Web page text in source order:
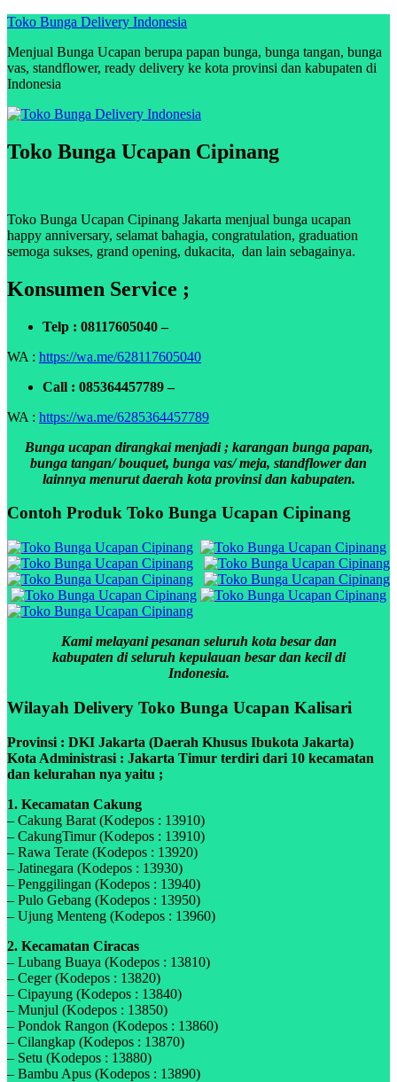
Skip
content
Toko Bunga Delivery Indonesia
Menjual Bunga Ucapan berupa papan bunga, bunga tangan, bunga
vas, standflower, ready delivery ke kota provinsi dan kabupaten di
Indonesia
Toko Bunga Ucapan Cipinang
Toko Bunga Ucapan Cipinang Jakarta menjual bunga ucapan
happy anniversary, selamat bahagia, congratulation, graduation
semoga sukses, grand opening, dukacita, dan lain sebagainya.
Konsumen Service ;
Telp : 08117605040 –
WA : https://wa.me/628117605040
Call : 085364457789 –
WA : https://wa.me/6285364457789
Bunga ucapan dirangkai menjadi ; karangan bunga papan,
bunga tangan/ bouquet, bunga vas/ meja, standflower dan
lainnya menurut daerah kota provinsi dan kabupaten.
Contoh Produk Toko Bunga Ucapan Cipinang
Kami melayani pesanan seluruh kota besar dan
kabupaten di seluruh kepulauan besar dan kecil di
Indonesia.
Wilayah Delivery Toko Bunga Ucapan Kalisari
Provinsi : DKI Jakarta (Daerah Khusus Ibukota Jakarta)
Kota Administrasi : Jakarta Timur terdiri dari 10 kecamatan
dan kelurahan nya yaitu ;
1. Kecamatan Cakung
– Cakung Barat (Kodepos : 13910)
– CakungTimur (Kodepos : 13910)
– Rawa Terate (Kodepos : 13920)
– Jatinegara (Kodepos : 13930)
– Penggilingan (Kodepos : 13940)
– Pulo Gebang (Kodepos : 13950)
– Ujung Menteng (Kodepos : 13960)
2. Kecamatan Ciracas
– Lubang Buaya (Kodepos : 13810)
– Ceger (Kodepos : 13820)
– Cipayung (Kodepos : 13840)
– Munjul (Kodepos : 13850)
– Pondok Rangon (Kodepos : 13860)
– Cilangkap (Kodepos : 13870)
– Setu (Kodepos : 13880)
– Bambu Apus (Kodepos : 13890)